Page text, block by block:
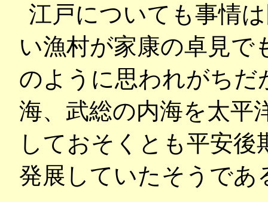
江戸についても事情
い漁村が家康の卓見で
のように思われがちだ
海、武総の内海を太平
しておそくとも平安
発展していたそうであ